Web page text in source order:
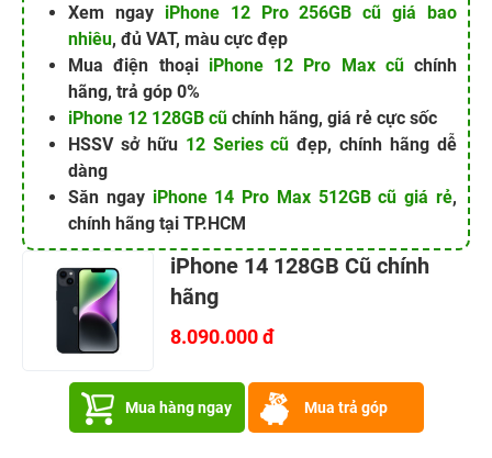
Xem ngay iPhone 12 Pro 256GB cũ giá bao
nhiêu, đủ VAT, màu cực đẹp
Mua điện thoại iPhone 12 Pro Max cũchính
hãng, trả góp 0%
iPhone 12 128GB cũ chính hãng, giá rẻ cực sốc
HSSV sở hữu 12 Series cũ đẹp, chính hãng dễ
dàng
Săn ngay iPhone 14 Pro Max 512GB cũ giá rẻ,
chính hãng tại TP.HCM
iPhone 14 128GB Cũ chính
hãng
8.090.000 đ
Mua hàng ngay Mua trả góp